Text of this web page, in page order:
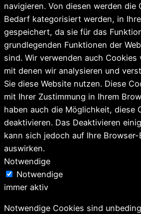
navigieren. Von diesen werden die
Bedarf kategorisiert werden, in
gespeichert, da sie für das
grundlegenden Funktionen der
sind. Wir verwenden auch
mit denen wir analysieren und
Sie diese Website nutzen. Diese
mit Ihrer Zustimmung in Ihrem
haben auch die Möglichkeit, diese
deaktivieren. Das Deaktivieren
kann sich jedoch auf Ihre
auswirken.
Notwendige
Notwendige
immer aktiv
Notwendige Cookies sind